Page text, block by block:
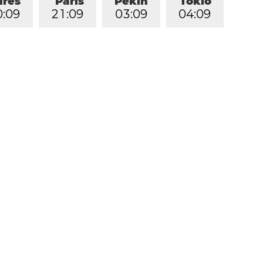
04:09
03:09
21 :09
:09